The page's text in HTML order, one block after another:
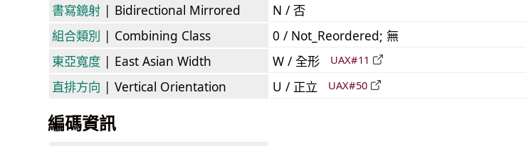
書寫鏡射 | Bidirectional Mirrored
N / 否
組合類別 | Combining Class
0 / Not_Reordered; 無
東亞寬度 | East Asian Width W / 全形 UAX#11
直排方向 | Vertical Orientation U / 正立 UAX#50
編碼資訊